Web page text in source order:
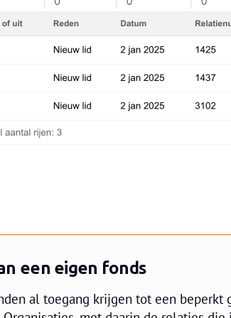
een eigen fonds
al toegang krijgen tot een beperkt